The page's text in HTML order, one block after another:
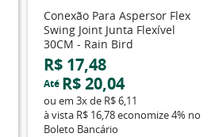
Conexão Para Aspersor Flex
Swing Joint Junta Flexível
30CM - Rain Bird
R$ 17,48
Até R$ 20,04
ou em3xde R$ 6,11
à vista R$ 16,78economize4% no
Boleto Bancário